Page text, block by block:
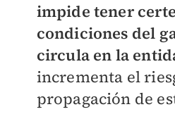
impide tener
condiciones del
circula en la
incrementa el
propagación de